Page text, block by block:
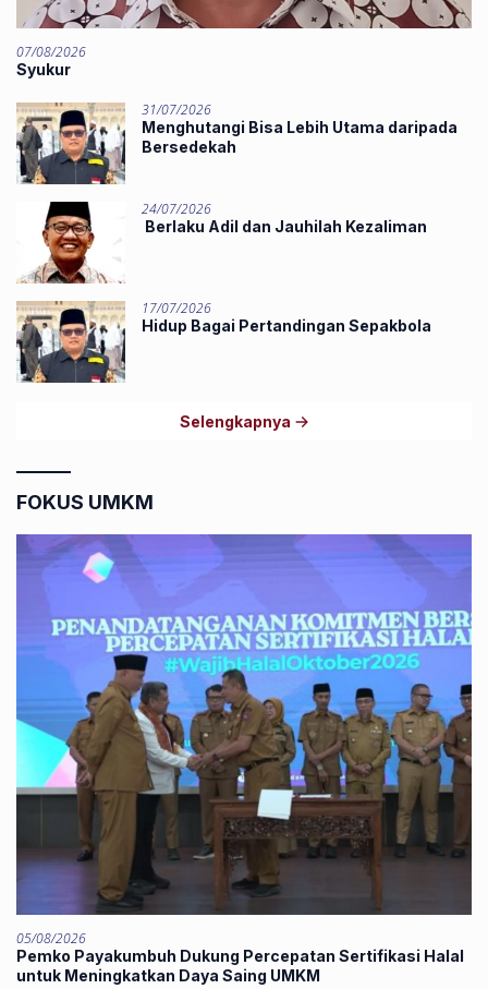
07/08/2026
Syukur
31/07/2026
Menghutangi Bisa Lebih Utama daripada
Bersedekah
24/07/2026
Berlaku Adil dan Jauhilah Kezaliman
17/07/2026
Hidup Bagai Pertandingan Sepakbola
Selengkapnya
FOKUS UMKM
05/08/2026
Pemko Payakumbuh Dukung Percepatan Sertifikasi Halal
untuk Meningkatkan Daya Saing UMKM